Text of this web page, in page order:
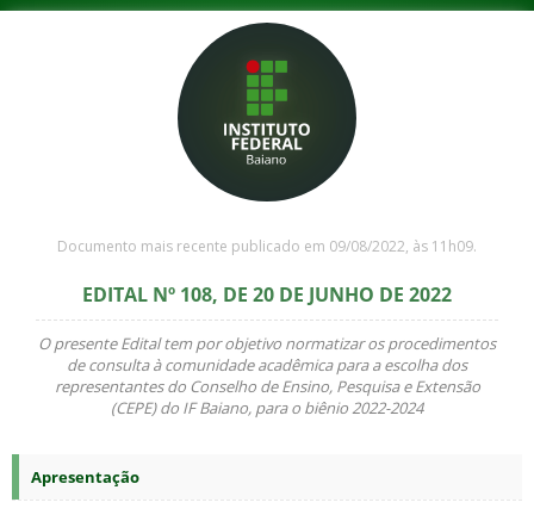
Documento mais recente publicado em 09/08/2022, às 11h09.
EDITAL Nº 108, DE 20 DE JUNHO DE 2022
O presente Edital tem por objetivo normatizar os procedimentos
de consulta à comunidade acadêmica para a escolha dos
representantes do Conselho de Ensino, Pesquisa e Extensão
(CEPE) do IF Baiano, para o biênio 2022-2024
Apresentação